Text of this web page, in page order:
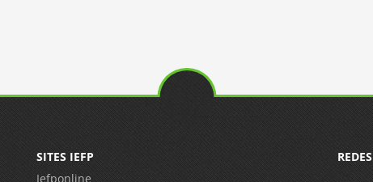
SITES IEFP
Iefponline